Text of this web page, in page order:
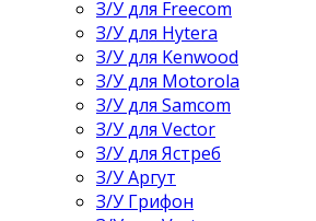
З/У для Freecom
З/У для Hytera
З/У для Kenwood
З/У для Motorola
З/У для Samcom
З/У для Vector
З/У для Ястреб
З/У Аргут
З/У Грифон